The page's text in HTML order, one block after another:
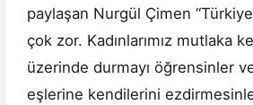
paylaşan Nurgül Çimen
çok zor. Kadınlarımız mutlaka
üzerinde durmayı öğrensinler
eşlerine kendilerini